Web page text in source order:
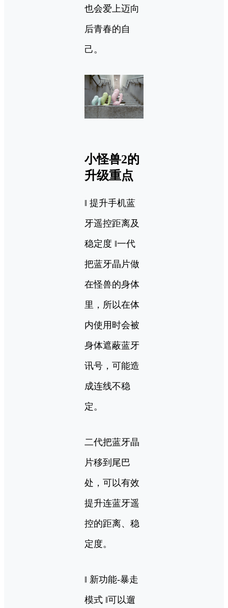
也会爱上迈向
后青春的自
己。
小怪兽2的
升级重点
‖ 提升手机蓝
牙遥控距离及
稳定度 ‖一代
把蓝牙晶片做
在怪兽的身体
里，所以在体
内使用时会被
身体遮蔽蓝牙
讯号，可能造
成连线不稳
定。
二代把蓝牙晶
片移到尾巴
处，可以有效
提升连蓝牙遥
控的距离、稳
定度。
‖ 新功能-暴走
模式 ‖可以遛